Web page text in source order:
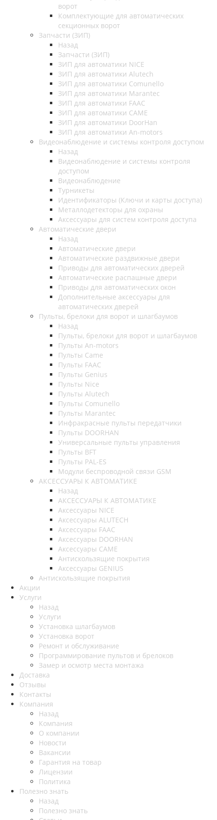
ворот
Комплектующие для автоматических
секционных ворот
Запчасти (ЗИП)
Назад
Запчасти (ЗИП)
ЗИП для автоматики NICE
ЗИП для автоматики Alutech
ЗИП для автоматики Comunello
ЗИП для автоматики Marantec
ЗИП для автоматики FAAC
ЗИП для автоматики CAME
ЗИП для автоматики DoorHan
ЗИП для автоматики An-motors
Видеонаблюдение и системы контроля доступом
Назад
Видеонаблюдение и системы контроля
доступом
Видеонаблюдение
Турникеты
Идентификаторы (Ключи и карты доступа)
Металлодетекторы для охраны
Аксессуары для систем контроля доступа
Автоматические двери
Назад
Автоматические двери
Автоматические раздвижные двери
Приводы для автоматических дверей
Автоматические распашные двери
Приводы для автоматических окон
Дополнительные аксессуары для
автоматических дверей
Пульты, брелоки для ворот и шлагбаумов
Назад
Пульты, брелоки для ворот и шлагбаумов
Пульты An-motors
Пульты Came
Пульты FAAC
Пульты Genius
Пульты Nice
Пульты Alutech
Пульты Сomunello
Пульты Marantec
Инфракрасные пульты передатчики
Пульты DOORHAN
Универсальные пульты управления
Пульты BFT
Пульты PAL-ES
Модули беспроводной связи GSM
АКСЕССУАРЫ К АВТОМАТИКЕ
Назад
АКСЕССУАРЫ К АВТОМАТИКЕ
Аксессуары NICE
Аксессуары ALUTECH
Аксессуары FAAC
Аксессуары DOORHAN
Аксессуары CAME
Антискользящие покрытия
Аксессуары GENIUS
Антискользящие покрытия
Акции
Услуги
Назад
Услуги
Установка шлагбаумов
Установка ворот
Ремонт и обслуживание
Программирование пультов и брелоков
Замер и осмотр места монтажа
Доставка
Отзывы
Контакты
Компания
Назад
Компания
О компании
Новости
Вакансии
Гарантия на товар
Лицензии
Политика
Полезно знать
Назад
Полезно знать